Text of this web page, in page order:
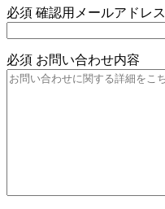
必須 確認用メールアドレス
必須 お問い合わせ内容